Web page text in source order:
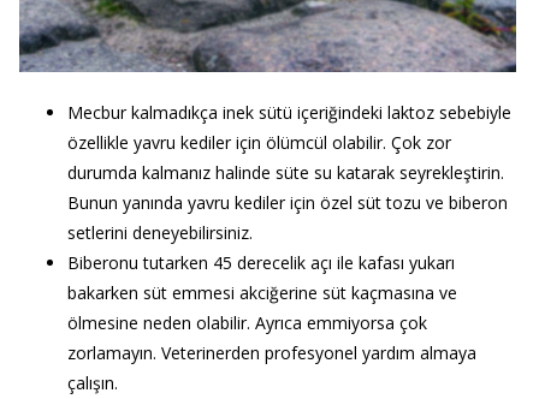
Mecbur kalmadıkça inek sütü içeriğindeki laktoz sebebiyle
özellikle yavru kediler için ölümcül olabilir. Çok zor
durumda kalmanız halinde süte su katarak seyrekleştirin.
Bunun yanında yavru kediler için özel süt tozu ve biberon
setlerini deneyebilirsiniz.
Biberonu tutarken 45 derecelik açı ile kafası yukarı
bakarken süt emmesi akciğerine süt kaçmasına ve
ölmesine neden olabilir. Ayrıca emmiyorsa çok
zorlamayın. Veterinerden profesyonel yardım almaya
çalışın.